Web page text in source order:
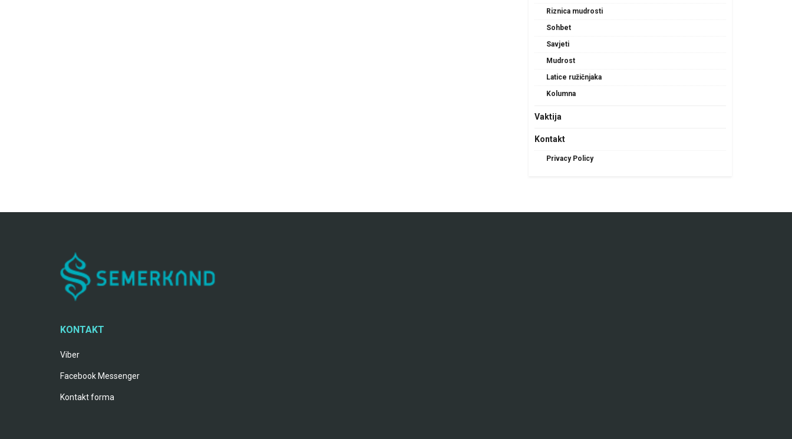
Riznica mudrosti
Sohbet
Savjeti
Mudrost
Latice ružičnjaka
Kolumna
Vaktija
Kontakt
Privacy Policy
KONTAKT
Viber
Facebook Messenger
Kontakt forma